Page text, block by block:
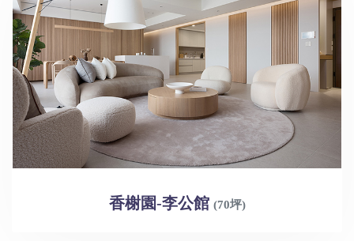
香榭園-李公館 (70坪)